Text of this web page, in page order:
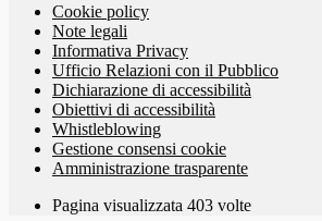
Cookie policy
Note legali
Informativa Privacy
Ufficio Relazioni con il Pubblico
Dichiarazione di accessibilità
Obiettivi di accessibilità
Whistleblowing
Gestione consensi cookie
Amministrazione trasparente
Pagina visualizzata 403 volte